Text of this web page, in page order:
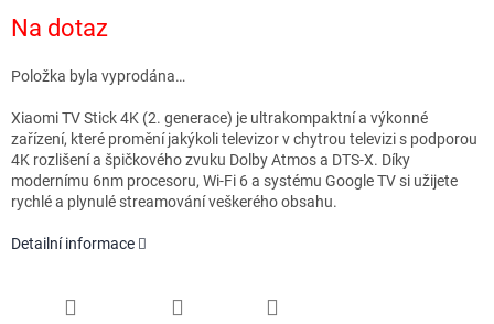
cena:
Na dotaz
Položka byla vyprodána…
Xiaomi TV Stick 4K (2. generace) je ultrakompaktní a výkonné
zařízení, které promění jakýkoli televizor v chytrou televizi s podporou
4K rozlišení a špičkového zvuku Dolby Atmos a DTS-X. Díky
modernímu 6nm procesoru, Wi-Fi 6 a systému Google TV si užijete
rychlé a plynulé streamování veškerého obsahu.
Detailní informace